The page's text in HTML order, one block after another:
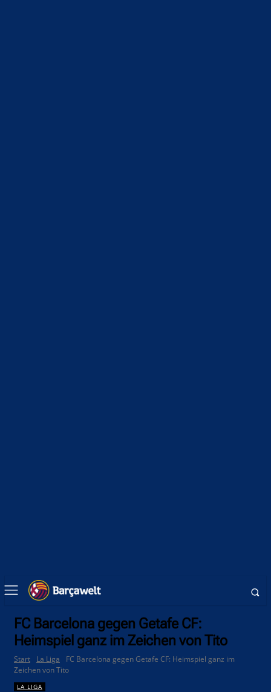
FC Barcelona gegen Getafe CF:
Heimspiel ganz im Zeichen von Tito
Start La Liga
FC Barcelona gegen Getafe CF: Heimspiel ganz im
Zeichen von Tito
LA LIGA